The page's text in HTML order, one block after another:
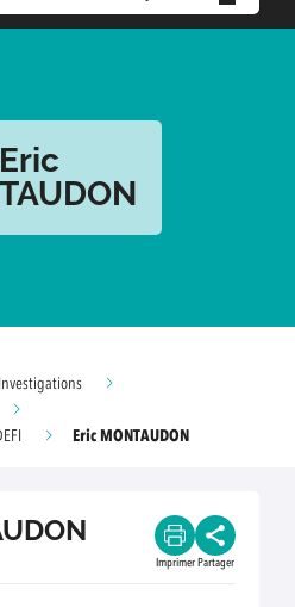
Eric
Eric MONTAUDON
Imprimer Partager